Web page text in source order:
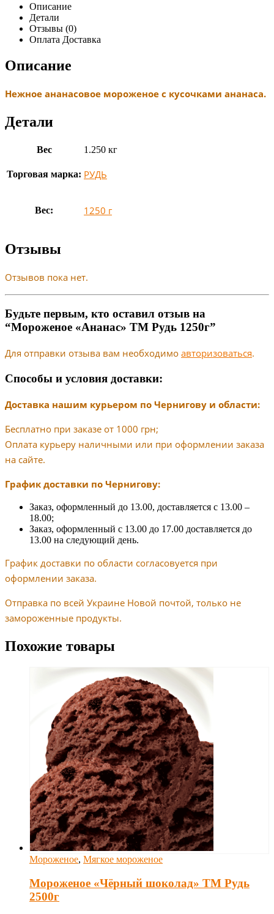
Описание
Детали
Отзывы (0)
Оплата Доставка
Описание
Нежное ананасовое мороженое с кусочками ананаса.
Детали
Вес 1.250 кг
Торговая марка: РУДЬ
Вес: 1250 г
Отзывы
Отзывов пока нет.
Будьте первым, кто оставил отзыв на
“Мороженое «Ананас» ТМ Рудь 1250г”
Для отправки отзыва вам необходимо авторизоваться.
Способы и условия доставки:
Доставка нашим курьером по Чернигову и области:
Бесплатно при заказе от 1000 грн;
Оплата курьеру наличными или при оформлении заказа
на сайте.
График доставки по Чернигову:
Заказ, оформленный до 13.00, доставляется с 13.00 –
18.00;
Заказ, оформленный с 13.00 до 17.00 доставляется до
13.00 на следующий день.
График доставки по области согласовуется при
оформлении заказа.
Отправка по всей Украине Новой почтой, только не
замороженные продукты.
Похожие товары
Мороженое, Мягкое мороженое
Мороженое «Чёрный шоколад» ТМ Рудь
2500г